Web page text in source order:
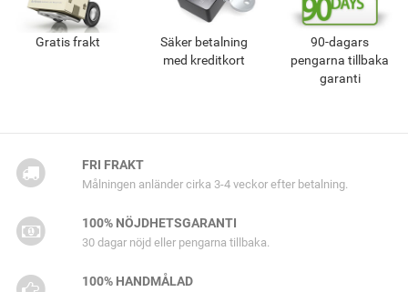
Gratis frakt
Säker betalning
med kreditkort
90-dagars
pengarna tillbaka
garanti
FRI FRAKT
Målningen anländer cirka 3-4 veckor efter betalning.
100% NÖJDHETSGARANTI
30 dagar nöjd eller pengarna tillbaka.
100% HANDMÅLAD